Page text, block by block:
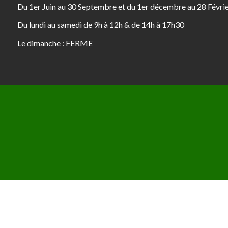
Du 1er Juin au 30 Septembre et du 1er décembre au 28
Du lundi au samedi de 9h à 12h & de 14h à 17h30
Le dimanche : FERME